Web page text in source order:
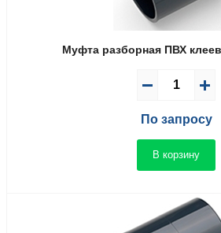
Муфта разборная ПВХ
По запросу
В корзину